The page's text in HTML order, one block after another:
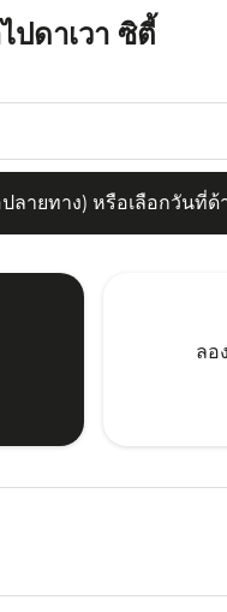
ปดาเวา ซิตี้
ายทาง) หรือเลือกวันที่
ยทาง) หรือเลือกวันที่ด้า
ลอ